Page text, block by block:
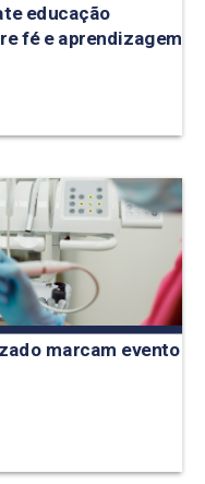
educação
fé e aprendizagem
marcam evento